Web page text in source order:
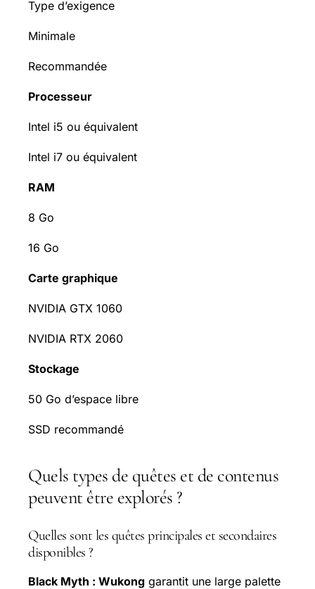
Type d’exigence
Minimale
Recommandée
Processeur
Intel i5 ou équivalent
Intel i7 ou équivalent
RAM
8 Go
16 Go
Carte graphique
NVIDIA GTX 1060
NVIDIA RTX 2060
Stockage
50 Go d’espace libre
SSD recommandé
Quels types de quêtes et de contenus
peuvent être explorés ?
Quelles sont les quêtes principales et secondaires
disponibles ?
Black Myth : Wukong garantit une large palette